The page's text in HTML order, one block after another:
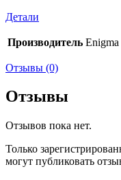
Детали
Производитель Enigma
Отзывы (0)
Отзывы
Отзывов пока нет.
Только
могут публиковать